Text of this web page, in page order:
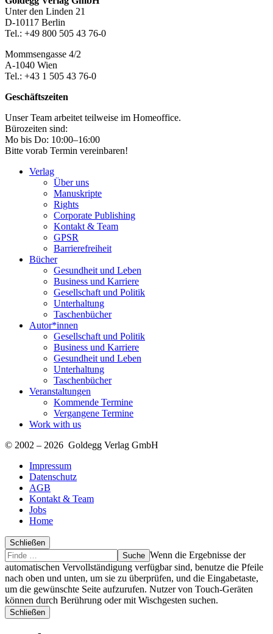
Section
Unter den Linden 21
D-10117 Berlin
Tel.: +49 800 505 43 76-0
Mommsengasse 4/2
A-1040 Wien
Tel.: +43 1 505 43 76-0
Geschäftszeiten
Unser Team arbeitet teilweise im Homeoffice.
Bürozeiten sind:
Mo bis Do: 10:00–16:00
Bitte vorab Termin vereinbaren!
Verlag
Über uns
Manuskripte
Rights
Corporate Publishing
Kontakt & Team
GPSR
Barrierefreiheit
Bücher
Gesundheit und Leben
Business und Karriere
Gesellschaft und Politik
Unterhaltung
Taschenbücher
Autor*innen
Gesellschaft und Politik
Business und Karriere
Gesundheit und Leben
Unterhaltung
Taschenbücher
Veranstaltungen
Kommende Termine
Vergangene Termine
Work with us
© 2002 – 2026 Goldegg Verlag GmbH
Impressum
Datenschutz
AGB
Kontakt & Team
Jobs
Home
Schließen
Suche
Finde
…
Wenn die Ergebnisse der
automatischen Vervollständigung verfügbar sind, benutze die Pfeile
nach oben und unten, um sie zu überprüfen, und die Eingabetaste,
um die gewünschte Seite aufzurufen. Nutzer von Touch-Geräten
können durch Berührung oder mit Wischgesten suchen.
Schließen